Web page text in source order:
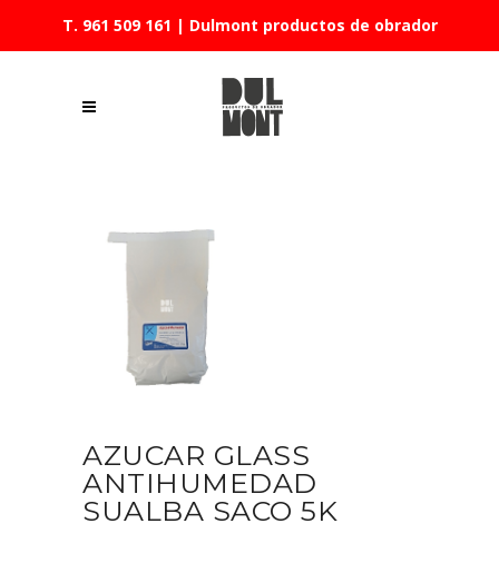
T. 961 509 161 | Dulmont productos de obrador
AZUCAR GLASS
ANTIHUMEDAD
SUALBA SACO 5K